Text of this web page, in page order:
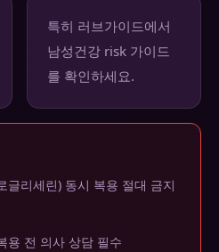
특히 러브가이드에서
남성건강 risk 가이드
를 확인하세요.
글리세린) 동시 복용 절대 금지
용 전 의사 상담 필수